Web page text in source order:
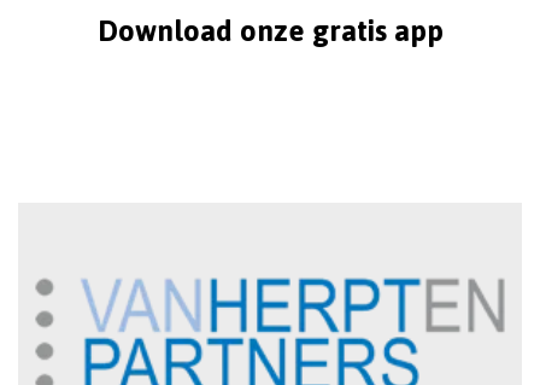
Download onze gratis app